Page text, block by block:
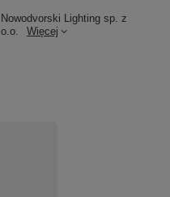
Nowodvorski Lighting sp. z
o.o.
Więcej